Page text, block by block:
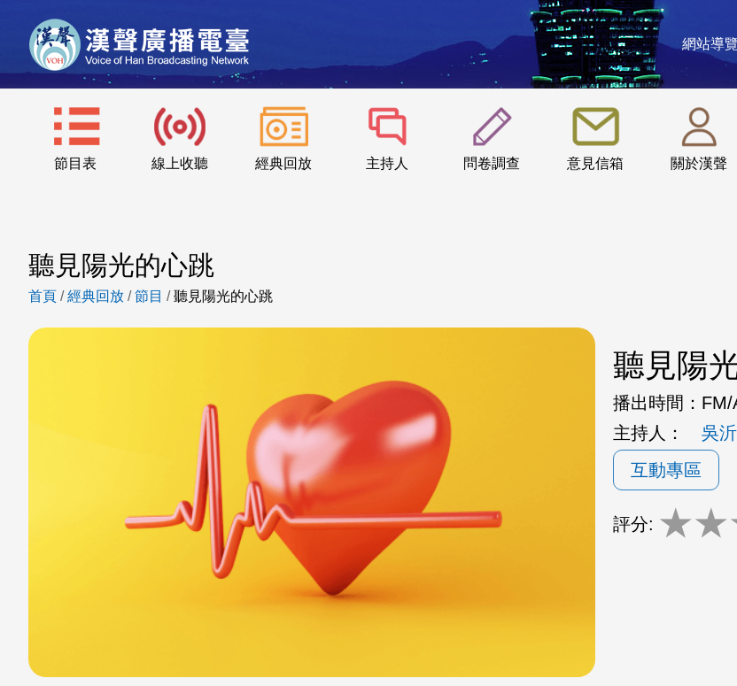
網站導覽
節目表 線上收聽 經典回放 主持人 問卷調查 意見信箱 關於漢聲
:::
聽見陽光的心跳
首頁 /經典回放 /節目 /聽見陽光的心跳
聽見陽
播出時間： FM/
主持人：
吳
互動專區
評分: ★★